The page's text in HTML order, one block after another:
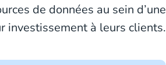
de données au sein d’une
investissement à leurs clients.